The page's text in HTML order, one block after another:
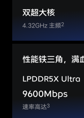
双超大核
4.32GHz 主频2
性能铁三角，满
LPDDR5X Ultra
9600Mbps
速率高达3